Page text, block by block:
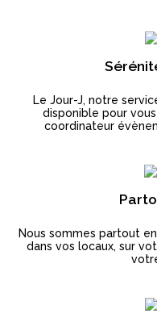
Le Jour-J, notre
disponible pour
coordinateur
Nous sommes partout
dans vos locaux, sur